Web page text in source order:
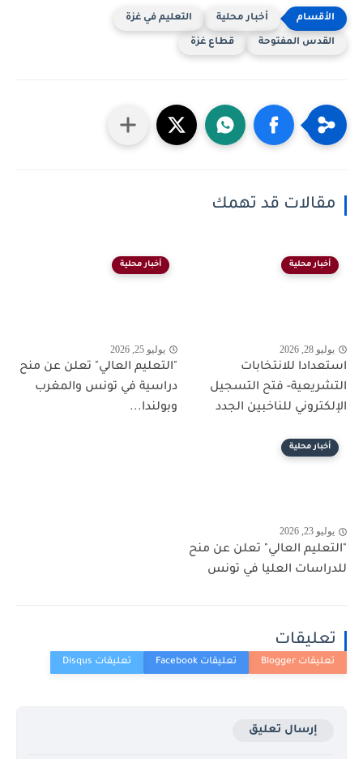
أخبار محلية التعليم في غزة
القدس المفتوحة قطاع غزة
مقالات قد تهمك
أخبار محلية
يوليو 28, 2026
استعدادا للانتخابات
التشريعية- فتح التسجيل
الإلكتروني للناخبين الجدد
أخبار محلية
يوليو 25, 2026
"التعليم العالي" تعلن عن منح
دراسية في تونس والمغرب
وبولندا...
أخبار محلية
يوليو 23, 2026
"التعليم العالي" تعلن عن منح
للدراسات العليا في تونس
تعليقات
إرسال تعليق